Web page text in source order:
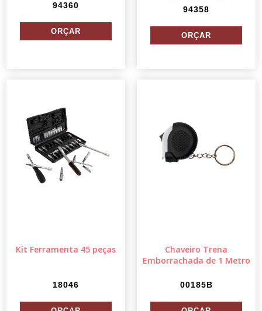
94360 94358
Kit Ferramenta 45 peças
18046
Chaveiro Trena
Emborrachada de 1 Metro
00185B